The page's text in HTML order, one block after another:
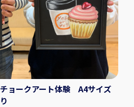
日・祝日・年末年始は休みですが、
。 定休日で体験をご希望の方はお
い合わせ：
【Instagram】
chroniel05/ 【Facebook】
suzunokiartd/ 【Twitter】
チョークアート体験 A4サイズ